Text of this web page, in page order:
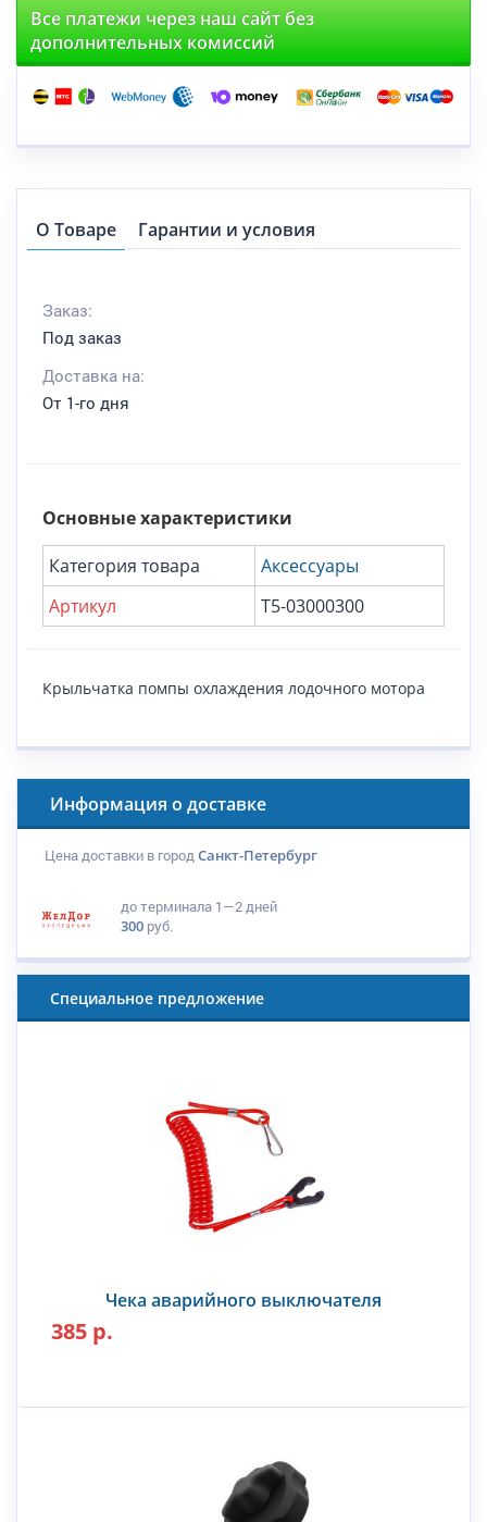
Все платежи через наш сайт без
дополнительных комиссий
О Товаре Гарантии и условия
Заказ:
Под заказ
Доставка на:
От 1-го дня
Основные характеристики
Категория товара
Аксессуары
Артикул
T5-03000300
Крыльчатка помпы охлаждения лодочного мотора
Информация о доставке
Цена доставки в город Санкт-Петербург
до терминала 1—2 дней
300 руб.
Специальное предложение
Чека аварийного выключателя
385 р.